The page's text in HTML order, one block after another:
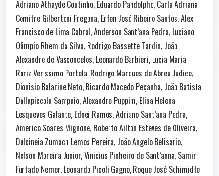
Adriano Athayde Coutinho, Eduardo Pandolpho, Carla Adriana
Comitre Gilbertoni Fregona, Erfen José Ribeiro Santos. Alex
Francisco de Lima Cabral, Anderson Sant’ana Pedra, Luciano
Olimpio Rhem da Silva, Rodrigo Bassette Tardin, João
Alexandre de Vasconcelos, Leonardo Barbieri, Lucia Maria
Roriz Verissimo Portela, Rodrigo Marques de Abreu Judice,
Dionisio Balarine Neto, Ricardo Macedo Peçanha, João Batista
Dallapiccola Sampaio, Alexandre Puppim, Elisa Helena
Lesqueves Galante, Ednei Ramos, Adriano Sant’ana Pedra,
Americo Soares Mignone, Roberto Ailton Esteves de Oliveira,
Dulcineia Zumach Lemos Pereira, João Angelo Belisario,
Nelson Moreira Junior, Vinicius Pinheiro de Sant’anna, Samir
Furtado Nemer, Leonardo Picoli Gagno, Roque José Schimidte